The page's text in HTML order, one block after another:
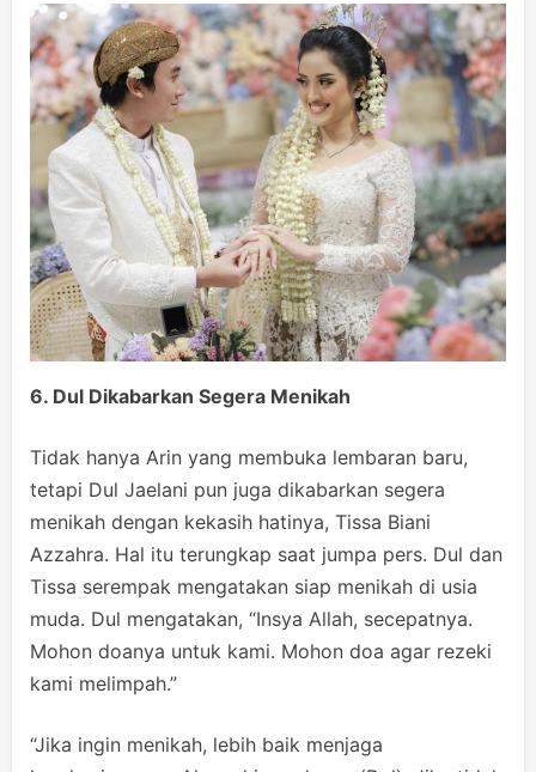
6. Dul Dikabarkan Segera Menikah
Tidak hanya Arin yang membuka lembaran baru,
tetapi Dul Jaelani pun juga dikabarkan segera
menikah dengan kekasih hatinya, Tissa Biani
Azzahra. Hal itu terungkap saat jumpa pers. Dul dan
Tissa serempak mengatakan siap menikah di usia
muda. Dul mengatakan, “Insya Allah, secepatnya.
Mohon doanya untuk kami. Mohon doa agar rezeki
kami melimpah.”
“Jika ingin menikah, lebih baik menjaga